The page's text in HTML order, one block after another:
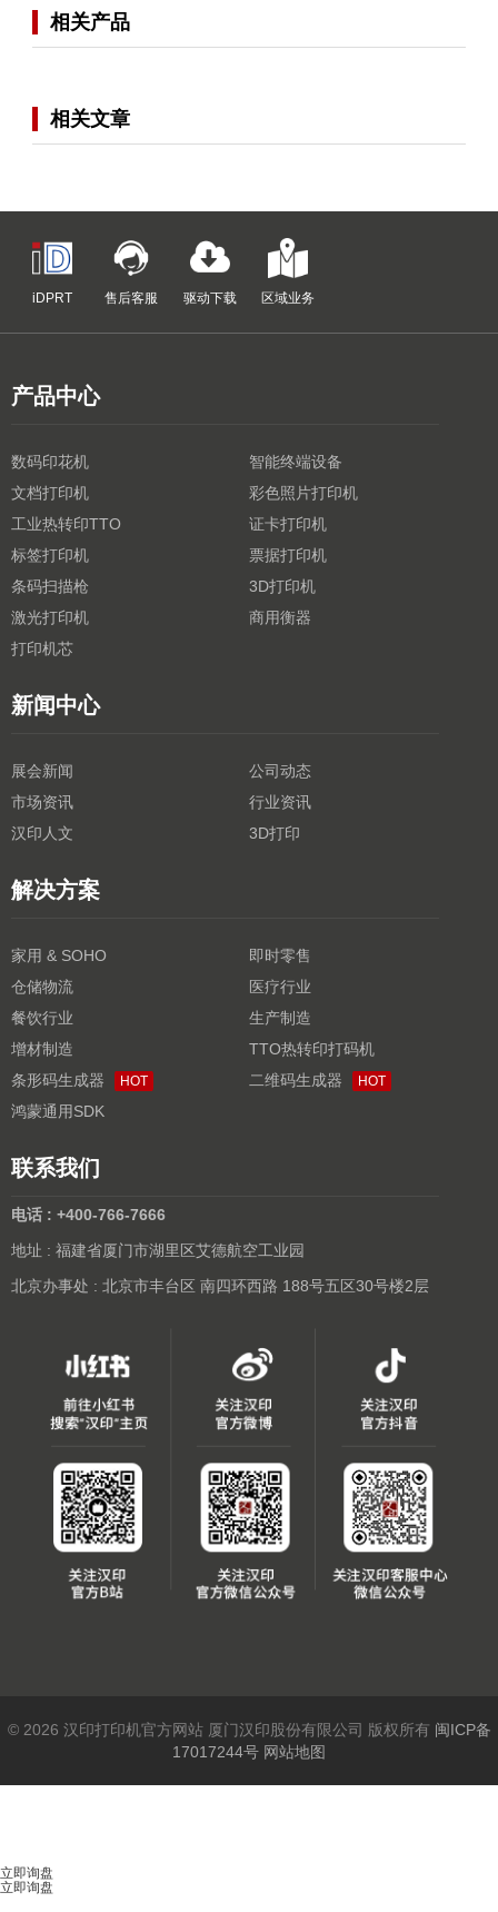
相关产品
相关文章
iDPRT 售后客服 驱动下载 区域业务
产品中心
数码印花机
智能终端设备
文档打印机
彩色照片打印机
工业热转印TTO
证卡打印机
标签打印机
票据打印机
条码扫描枪
3D打印机
激光打印机
商用衡器
打印机芯
新闻中心
展会新闻
公司动态
市场资讯
行业资讯
汉印人文
3D打印
解决方案
家用 & SOHO
即时零售
仓储物流
医疗行业
餐饮行业
生产制造
增材制造
TTO热转印打码机
条形码生成器
HOT 二维码生成器 HOT
鸿蒙通用SDK
联系我们
电话 : +400-766-7666
地址 : 福建省厦门市湖里区艾德航空工业园
北京办事处 : 北京市丰台区 南四环西路 188号五区30号楼2层
© 2026 汉印打印机官方网站 厦门汉印股份有限公司 版权所有 闽ICP备
17017244号 网站地图
立即询盘
立即询盘